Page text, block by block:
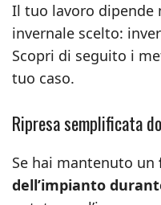
Il tuo lavoro dipende
invernale scelto:
Scopri di seguito i
tuo caso.
Ripresa semplificata
Se hai mantenuto un
dell’impianto